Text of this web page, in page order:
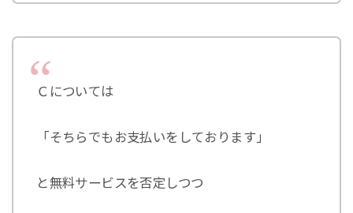
Ｃについては
「そちらでもお支払いをしております」
と無料サービスを否定しつつ